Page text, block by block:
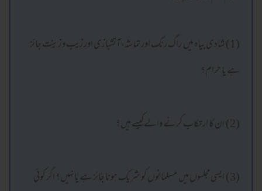
(1) شادی بیاہ میں راگ رنگ اور تماشہ، آتشبازی اور زیب و زینت جائز
ہے یا حرام؟
(2) ان کا ارتکاب کرنے والےکیسے ہیں؟
(3) ایسی مجلسوں میں مسلمانوں کو شریک ہونا جائز ہے یانہیں؟ اگر کوئی